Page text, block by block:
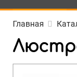
Главная